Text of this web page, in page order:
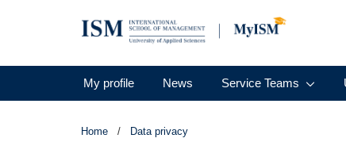
My profile News Service Teams
Home Data privacy